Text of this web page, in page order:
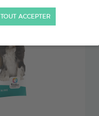
TOUT ACCEPTER